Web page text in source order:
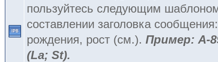
пользуйтесь следующим
составлении заголовка
рождения, рост (см.). Пример: А-
(La; St).